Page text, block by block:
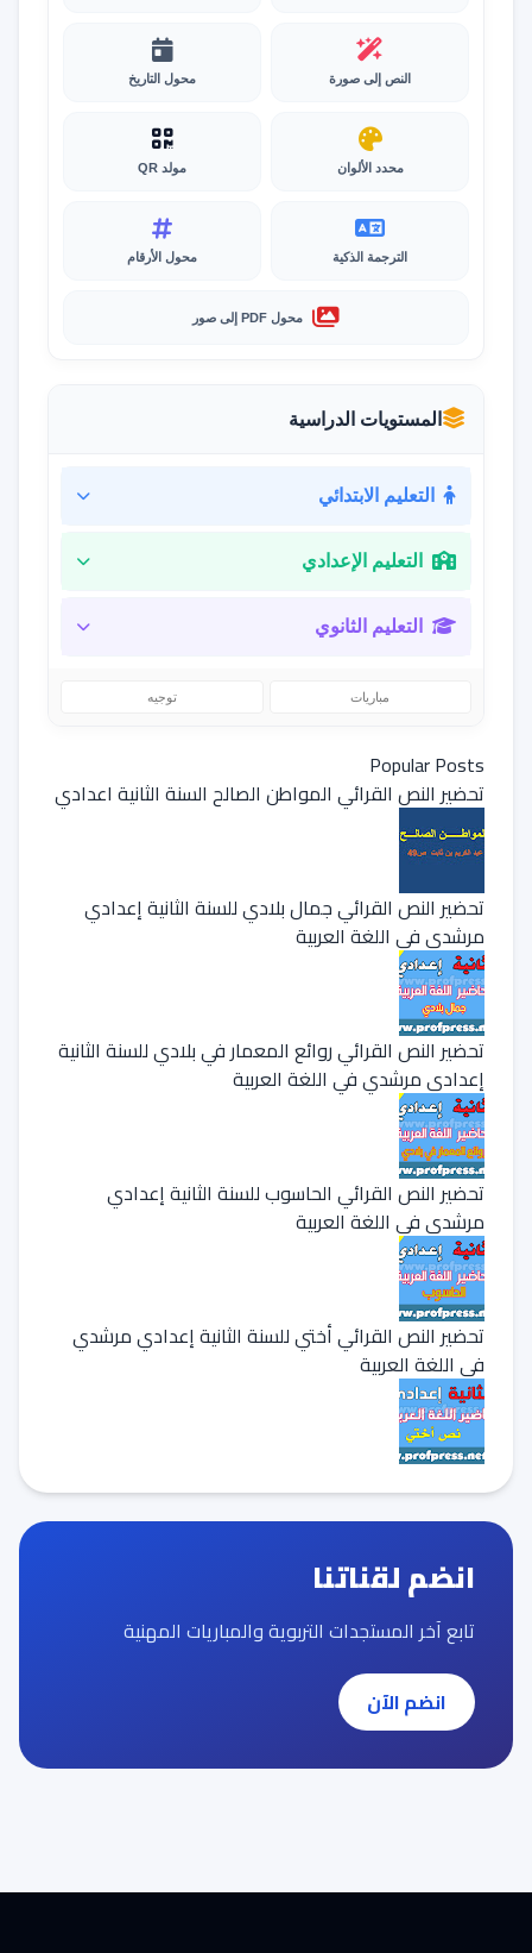
النص إلى صورة محول التاريخ
محدد الألوان مولد QR
الترجمة الذكية محول الأرقام
محول PDF إلى صور
المستويات الدراسية
التعليم الابتدائي
التعليم الإعدادي
التعليم الثانوي
مباريات توجيه
Popular Posts
تحضير النص القرائي المواطن الصالح السنة الثانية اعدادي
تحضير النص القرائي جمال بلادي للسنة الثانية إعدادي
مرشدي في اللغة العربية
تحضير النص القرائي روائع المعمار في بلادي للسنة الثانية
إعدادي مرشدي في اللغة العربية
تحضير النص القرائي الحاسوب للسنة الثانية إعدادي
مرشدي في اللغة العربية
تحضير النص القرائي أختي للسنة الثانية إعدادي مرشدي
في اللغة العربية
انضم لقناتنا
تابع آخر المستجدات التربوية والمباريات المهنية
انضم الآن